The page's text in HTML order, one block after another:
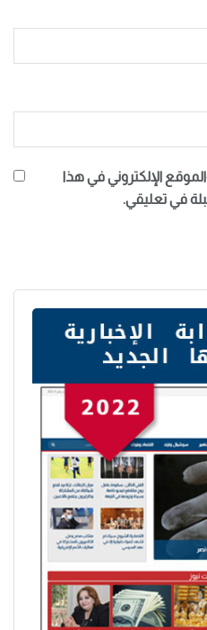
الإلكتروني في هذا
في تعليقي.